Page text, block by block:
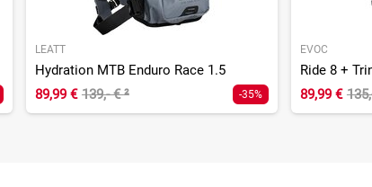
LEATT
Hydration MTB Enduro Race 1.5
89,99 € 139,- €² -35%
EVOC
Ride 8 +
89,99 €